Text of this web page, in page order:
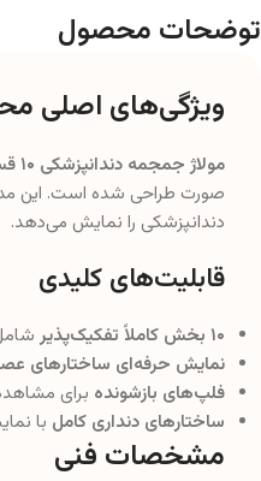
توضحات محصول
ویژگی‌های اصلی
مولاژ جمجمه دندانپزشکی ۱۰ قسمتی
صورت طراحی شده است. این
دندانپزشکی را نمایش می‌دهد.
قابلیت‌های کلیدی
۱۰ بخش کاملاً تفکیک‌پذیر
شامل
نمایش حرفه‌ای ساختارهای
فلپ‌های بازشونده برای
ساختارهای دنداری کامل با
مشخصات فنی